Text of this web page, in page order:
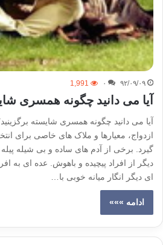
۹۲/۰۹/۰۹ ۰ 1,991
آیا می دانید چگونه همسری
آیا می دانید چگونه همسری شایسته
ازدواج، معیارها و ملاک های خاصی برای
گیرد. برخی از آدم های ساده و بی شیله
دیگر از افراد پیچیده و باهوش. عده ای به
ای دیگر انگار میانه خوبی با…
ادامه »»»